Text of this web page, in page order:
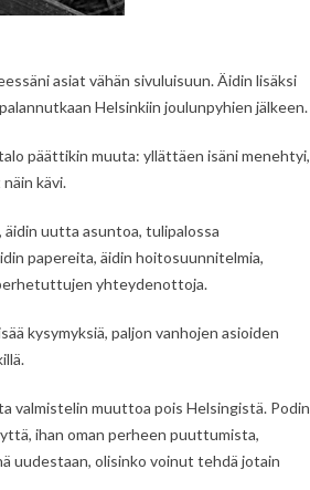
asiat vähän sivuluisuun. Äidin lisäksi
Helsinkiin joulunpyhien jälkeen.
päättikin muuta: yllättäen isäni menehtyi,
kävi.
uutta asuntoa, tulipalossa
papereita, äidin hoitosuunnitelmia,
yhteydenottoja.
kysymyksiä, paljon vanhojen asioiden
valmistelin muuttoa pois Helsingistä. Podin
ihan oman perheen puuttumista,
uudestaan, olisinko voinut tehdä jotain